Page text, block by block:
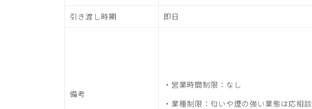
引き渡し時期 即日
備考
・営業時間制限：なし
・業種制限：匂いや煙の強い業態は応相談